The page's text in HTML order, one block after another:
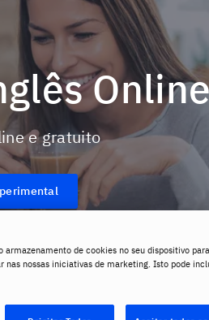
e gratuito
de cookies no seu dispositivo
nas nossas iniciativas de marketing. Isto pode